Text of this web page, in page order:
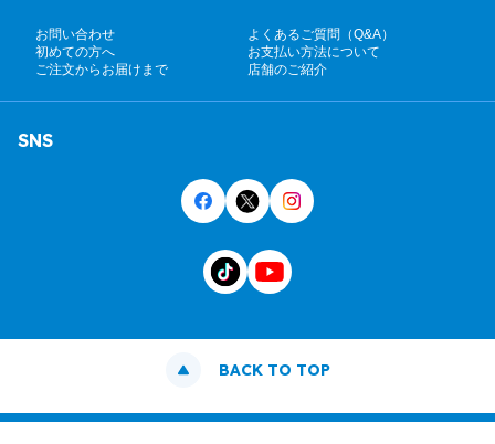
お問い合わせ
よくあるご質問（Q&A）
初めての方へ
お支払い方法について
ご注文からお届けまで
店舗のご紹介
SNS
BACK TO TOP